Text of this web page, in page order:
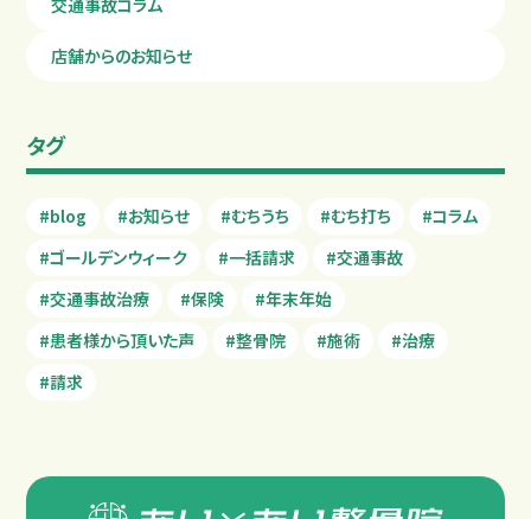
店舗からのお知らせ
タグ
#blog #お知らせ #むちうち #むち打ち
#コラム
#ゴールデンウィーク
#一括請求
#交通事故
#交通事故治療
#保険
#年末年始
#患者様から頂いた声
#整骨院 #施術
#治療
#請求